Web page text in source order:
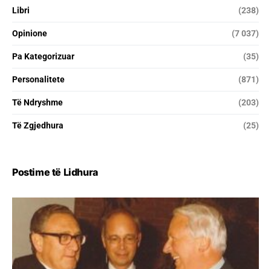
Libri (238)
Opinione (7 037)
Pa Kategorizuar (35)
Personalitete (871)
Të Ndryshme (203)
Të Zgjedhura (25)
Postime të Lidhura